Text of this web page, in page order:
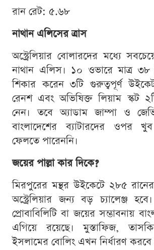
রান রেট: ৫.৬৮
নাথান এলিসের ত্রাস
অস্ট্রেলিয়ার বোলারদের মধ্যে
নাথান এলিস। ১০ ওভারে মাত্র ৩৮
শিকার করেন ৩টি গুরুত্বপূর্ণ
রেনশ এবং অভিষিক্ত লিয়াম স্কট
নেন। তবে অ্যাডাম জাম্পা ও
বাংলাদেশের ব্যাটারদের ওপর
ফেলতে পারেননি।
জয়ের পাল্লা কার দিকে?
মিরপুরের মন্থর উইকেটে ২৮৫
অস্ট্রেলিয়ার জন্য বড় চ্যালেঞ্জ
প্রোবাবিলিটি বা জয়ের সম্ভাবনায়
এগিয়ে রয়েছে। মুস্তাফিজ,
ইসলামের বোলিং এখন নির্ধারণ করবে